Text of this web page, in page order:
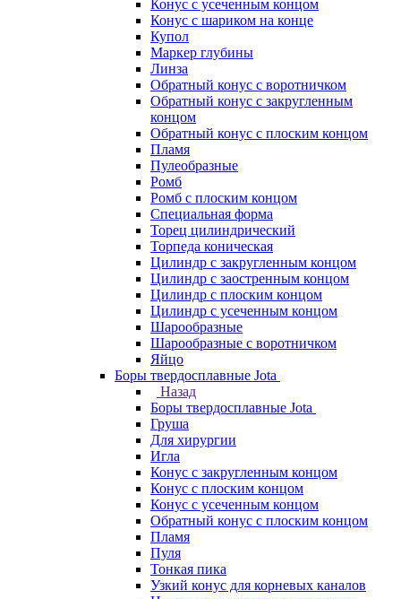
Конус с усеченным концом
Конус с шариком на конце
Купол
Маркер глубины
Линза
Обратный конус с воротничком
Обратный конус с закругленным
концом
Обратный конус с плоским концом
Пламя
Пулеобразные
Ромб
Ромб с плоским концом
Специальная форма
Торец цилиндрический
Торпеда коническая
Цилиндр с закругленным концом
Цилиндр с заостренным концом
Цилиндр с плоским концом
Цилиндр с усеченным концом
Шарообразные
Шарообразные с воротничком
Яйцо
Боры твердосплавные Jota
Назад
Боры твердосплавные Jota
Груша
Для хирургии
Игла
Конус с закругленным концом
Конус с плоским концом
Конус с усеченным концом
Обратный конус с плоским концом
Пламя
Пуля
Тонкая пика
Узкий конус для корневых каналов